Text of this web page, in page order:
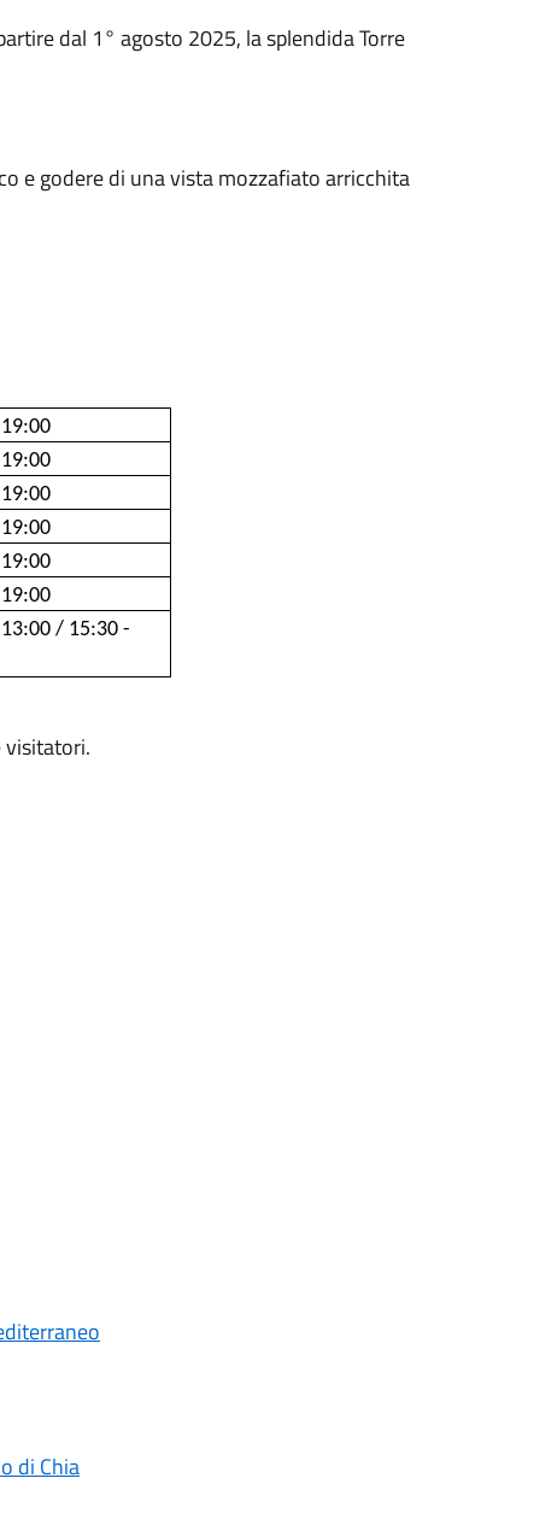
dal 1° agosto 2025, la splendida Torre
e godere di una vista mozzafiato arricchita
/ 15:30 -
visitatori.
di Chia